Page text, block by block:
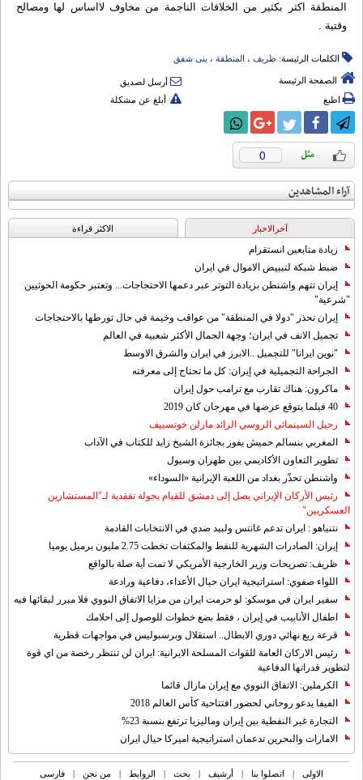
المنطقة اكثر بكثير من الخلافات الناجمة من مخاوف لااساس لها ومصالح
وقتية .
الكلمات الرئيسة: ظریف ، المنطقة ، ینی شفق
الصفحة الرئيسة
أرسل لصديق
اطبع
أبلغ عن مشكلة
0
آراء المشاهدين
آخرالاخبار الاکثر قراءة
زيادة متابعين انستقرام
ضبط شبكة لتبييض الاموال في ايران
إيران تتهم واشنطن بزيادة التوتر عبر دعمها الاحتجاجات... وتعتبر حكومة الحوثيين
"شرعية"
إيران تحذر "دولا في المنطقة" من عواقب وخيمة في حال تورطها بالاحتجاجات
تجميل الانف في ايران؛ وجهة الجمال الأكثر شعبية في العالم
"نوين ايرانا" للتجميل ..الابرز في ايران والشرق الاوسط
الجراحة التجميلية في إيران: كل ما تحتاج إلى معرفته
ماكرون: هناك تقارب مع ترامب حول إيران
40 فيلما يتوقع عرضها في مهرجان كان 2019
رحيل السينمائي الروسي الرائد مارلن خوتسييف
المغربي بنسالم حميش يفوز بجائزة الشيخ زايد للكتاب في الآداب
تطوير التعاون الأكاديمي بين طهران وسيول
واشنطن تحذّر بغداد من اللعبة الإيرانية «السوداء»
رئيس الأركان الإيراني يصل إلى دمشق للقيام بجولة تفقدية لـ"المستشارين
العسكريين"
نتنياهو : ايران تدعم غانتس ولبيد ضدي في الانتخابات القادمة
إيران: الصادرات الشهریة للنفط والمكثفات تخطت 2.75 مليون برميل يوميا
ظريف: تصريحات وزير الخارجية الأمريكي لا تمت أية صلة بالواقع
اللواء صفوي: استراتيجية ايران حيال الأعداء، دفاعية ورادعة
سفير ايران في موسكو: لو حرمت ايران من مزايا الاتفاق النووي فلا مبرر لبقائها فيه
اطفال الأنابيب في إيران ، فقط بضع خطوات للوصول إلى احلامك
قرعة ربع نهائي دوري الابطال.. استقلال وبرسبوليس في مواجهات قطرية
رئيس الاركان العامة للقوات المسلحة الايرانية: ايران لن تنتظر رخصة من اي قوة
لتطوير قدراتها الدفاعية
الكرملين: الاتفاق النووي مع إيران مازال قائما
الفيفا يدعو روحاني لحضور افتتاحية كأس العالم 2018
التجارة غیر النفطیة بین إیران ومالیزیا ترتفع بنسبة 23%
الامارات والبحرين تدعمان استراتيجية اميركا حيال ايران
الاولی اتصلوا بنا أرشیف بحث الروابط من نحن فارسی